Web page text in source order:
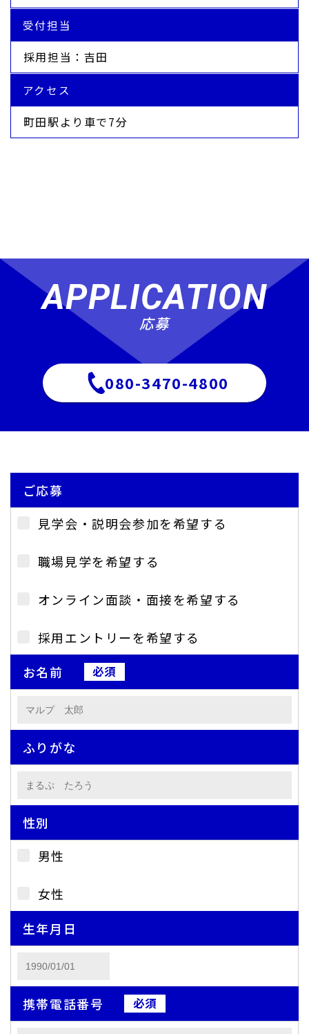
受付担当
採用担当：吉田
アクセス
町田駅より車で7分
APPLICATION
応募
080-3470-4800
ご応募
見学会・説明会参加を希望する
職場見学を希望する
オンライン面談・面接を希望する
採用エントリーを希望する
お名前
ふりがな
性別
男性
女性
生年月日
携帯電話番号